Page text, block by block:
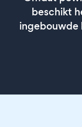
beschikt
ingebouwde